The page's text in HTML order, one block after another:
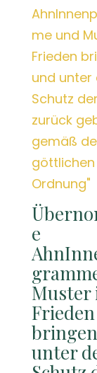
e
Muster
Frieden
unter